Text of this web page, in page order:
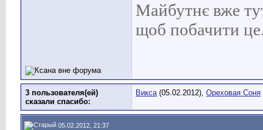
Майбутнє вже
щоб побачити
3 пользователя(ей)
сказали cпасибо:
Викса(05.02.2012), Ореховая Соня
05.02.2012, 21:37